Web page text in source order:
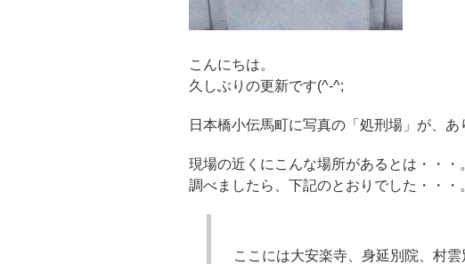
こんにちは。
久しぶりの更新です(^-^;
日本橋小伝馬町に写真の「処刑場」が、あ
現場の近くにこんな場所があるとは・・・
調べましたら、下記のとおりでした・・・
ここには大安楽寺、身延別院、 村雲